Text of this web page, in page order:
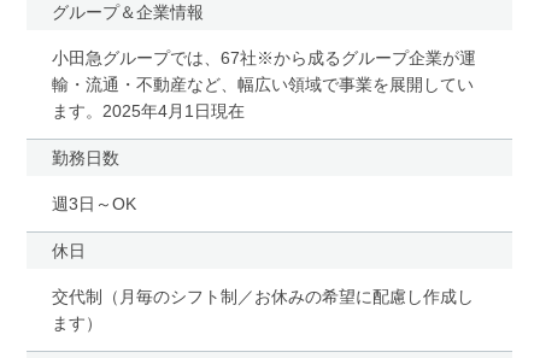
グループ＆企業情報
小田急グループでは、67社※から成るグループ企業が運
輸・流通・不動産など、幅広い領域で事業を展開してい
ます。2025年4月1日現在
勤務日数
週3日～OK
休日
交代制（月毎のシフト制／お休みの希望に配慮し作成し
ます）